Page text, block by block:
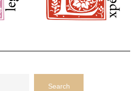
Search